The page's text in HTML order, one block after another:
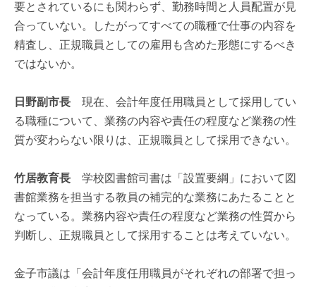
要とされているにも関わらず、勤務時間と人員配置が見
合っていない。したがってすべての職種で仕事の内容を
精査し、正規職員としての雇用も含めた形態にするべき
ではないか。
日野副市長 現在、会計年度任用職員として採用してい
る職種について、業務の内容や責任の程度など業務の性
質が変わらない限りは、正規職員として採用できない。
竹居教育長 学校図書館司書は「設置要綱」において図
書館業務を担当する教員の補完的な業務にあたることと
なっている。業務内容や責任の程度など業務の性質から
判断し、正規職員として採用することは考えていない。
金子市議は「会計年度任用職員がそれぞれの部署で担っ